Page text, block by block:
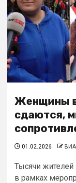
Женщины
сдаются,
01.02.2026
Тысячи
в рамках